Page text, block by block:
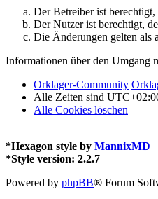
Der Betreiber ist
Der Nutzer ist berechtigt,
Die Änderungen gelten als
Informationen über den Umgang
Orklager-Community
Alle Zeiten sind
Alle Cookies löschen
*Hexagon style by MannixMD
*Style version: 2.2.7
Powered by phpBB® Forum